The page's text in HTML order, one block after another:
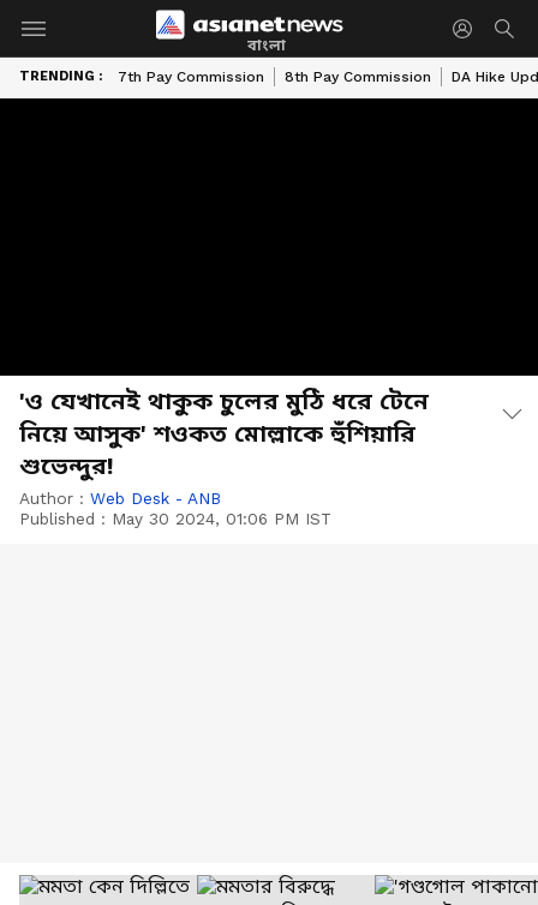
বাংলা
TRENDING : 7th Pay Commission 8th Pay Commission DA Hike
'ও যেখানেই থাকুক চুলের মুঠি ধরে টেনে
নিয়ে আসুক' শওকত মোল্লাকে হুঁশিয়ারি
শুভেন্দুর!
Author : Web Desk - ANB
Published : May 30 2024, 01:06 PM IST